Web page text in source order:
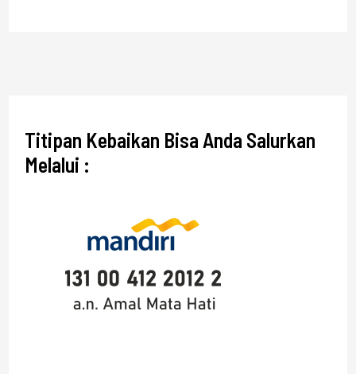
Titipan Kebaikan Bisa Anda Salurkan
Melalui :